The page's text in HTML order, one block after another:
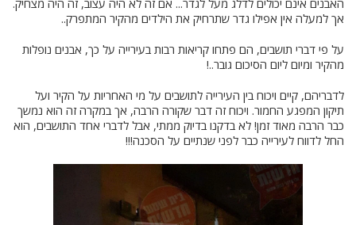
אך למעלה אין אפילו גדר שתרחיק את הילדים מהקיר המתפרק..
על פי דברי תושבים, הם פתחו קריאות רבות בעירייה על כך, אבנים נופלות
מהקיר ומיום ליום הסיכום גובר..!
לדבריהם, קיים ויכוח בין העירייה לתושבים על מי האחריות על הקיר ועל
תיקון המפגע החמור. ויכוח זה דבר שקורה הרבה, אך במקרה זה הוא נמשך
כבר הרבה מאוד זמן! לא בדקנו בדיוק ממתי, אבל לדברי אחד התושבים, הוא
החל לדווח לעירייה כבר לפני שנתיים על הסכנה!!!